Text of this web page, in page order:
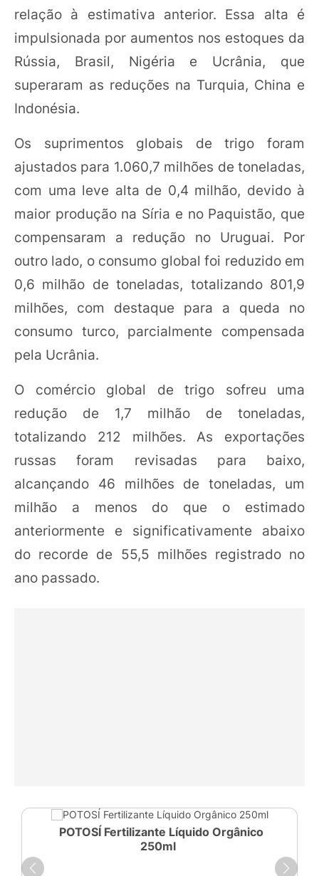
relação à estimativa anterior. Essa alta é
impulsionada por aumentos nos estoques da
Rússia, Brasil, Nigéria e Ucrânia, que
superaram as reduções na Turquia, China e
Indonésia.
Os suprimentos globais de trigo foram
ajustados para 1.060,7 milhões de toneladas,
com uma leve alta de 0,4 milhão, devido à
maior produção na Síria e no Paquistão, que
compensaram a redução no Uruguai. Por
outro lado, o consumo global foi reduzido em
0,6 milhão de toneladas, totalizando 801,9
milhões, com destaque para a queda no
consumo turco, parcialmente compensada
pela Ucrânia.
O comércio global de trigo sofreu uma
redução de 1,7 milhão de toneladas,
totalizando 212 milhões. As exportações
russas foram revisadas para baixo,
alcançando 46 milhões de toneladas, um
milhão a menos do que o estimado
anteriormente e significativamente abaixo
do recorde de 55,5 milhões registrado no
ano passado.
POTOSÍ Fertilizante Líquido Orgânico
250ml